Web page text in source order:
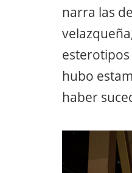
narra las
hubo
haber